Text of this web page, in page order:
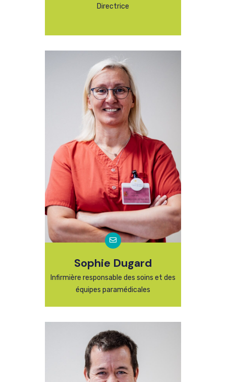
Directrice
Sophie Dugard
Infirmière responsable des soins et des
équipes paramédicales